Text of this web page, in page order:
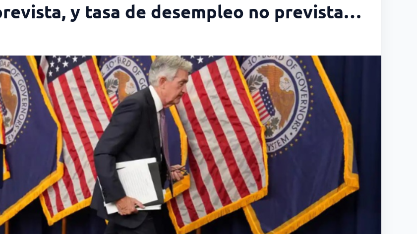
y tasa de desempleo no prevista…